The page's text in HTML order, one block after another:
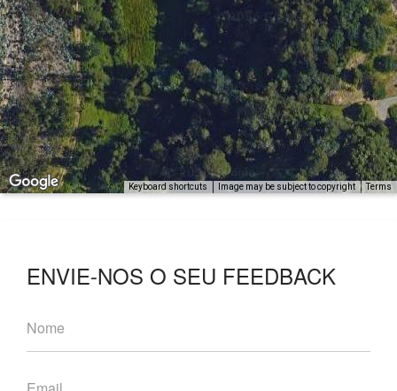
Keyboard shortcuts Image may be subject to copyright Terms
ENVIE-NOS O SEU FEEDBACK